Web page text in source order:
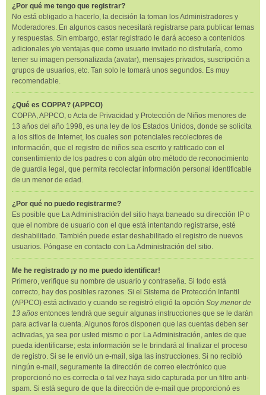
¿Por qué me tengo que registrar?
No está obligado a hacerlo, la decisión la toman los Administradores y
Moderadores. En algunos casos necesitará registrarse para publicar temas
y respuestas. Sin embargo, estar registrado le dará acceso a contenidos
adicionales y/o ventajas que como usuario invitado no disfrutaría, como
tener su imagen personalizada (avatar), mensajes privados, suscripción a
grupos de usuarios, etc. Tan solo le tomará unos segundos. Es muy
recomendable.
¿Qué es COPPA? (APPCO)
COPPA, APPCO, o Acta de Privacidad y Protección de Niños menores de
13 años del año 1998, es una ley de los Estados Unidos, donde se solicita
a los sitios de Internet, los cuales son potenciales recolectores de
información, que el registro de niños sea escrito y ratificado con el
consentimiento de los padres o con algún otro método de reconocimiento
de guardia legal, que permita recolectar información personal identificable
de un menor de edad.
¿Por qué no puedo registrarme?
Es posible que La Administración del sitio haya baneado su dirección IP o
que el nombre de usuario con el que está intentando registrarse, esté
deshabilitado. También puede estar deshabilitado el registro de nuevos
usuarios. Póngase en contacto con La Administración del sitio.
Me he registrado ¡y no me puedo identificar!
Primero, verifique su nombre de usuario y contraseña. Si todo está
correcto, hay dos posibles razones. Si el Sistema de Protección Infantil
(APPCO) está activado y cuando se registró eligió la opción Soy menor de
13 años entonces tendrá que seguir algunas instrucciones que se le darán
para activar la cuenta. Algunos foros disponen que las cuentas deben ser
activadas, ya sea por usted mismo o por La Administración, antes de que
pueda identificarse; esta información se le brindará al finalizar el proceso
de registro. Si se le envió un e-mail, siga las instrucciones. Si no recibió
ningún e-mail, seguramente la dirección de correo electrónico que
proporcionó no es correcta o tal vez haya sido capturada por un filtro anti-
spam. Si está seguro de que la dirección de e-mail que proporcionó es